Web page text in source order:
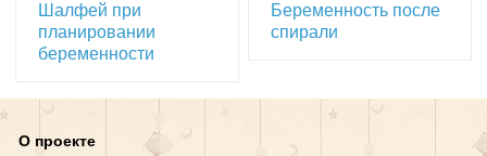
Шалфей при
планировании
беременности
Беременность после
спирали
О проекте